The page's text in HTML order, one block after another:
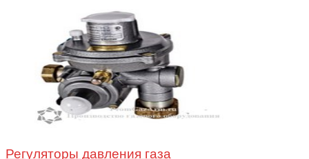
Регуляторы давления газа